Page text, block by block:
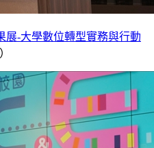
展-大學數位轉型實務與行動